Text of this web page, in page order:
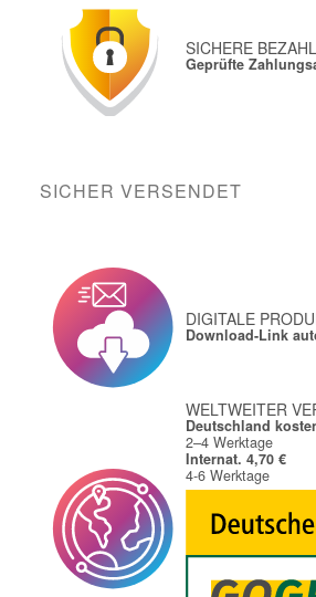
SICHERE
Geprüfte
SICHER VERSENDET
DIGITALE
Download-Link
WELTWEITER
Deutschland
2–4 Werktage
Internat. 4,70 €
4-6 Werktage